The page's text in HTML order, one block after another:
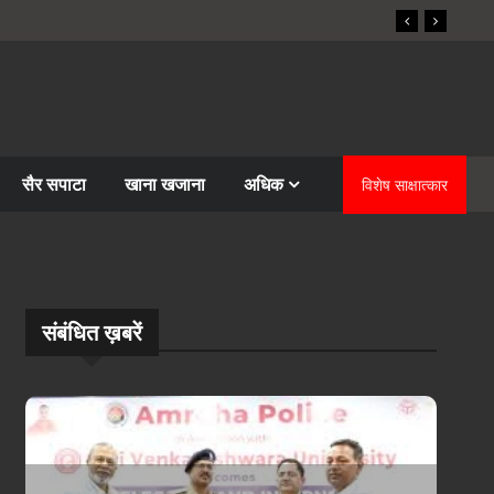
सैर सपाटा खाना खजाना अधिक विशेष साक्षात्कार
संबंधि‍त ख़बरें